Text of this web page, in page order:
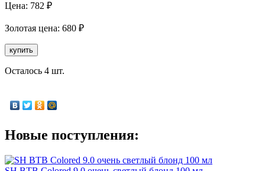
Цена: 782 ₽
Золотая цена: 680 ₽
купить
Осталось 4 шт.
Новые поступления: